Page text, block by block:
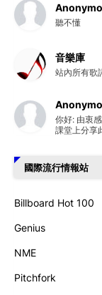
聽不懂
音樂庫
站內所有歌
你好: 由衷
課堂上分享
國際流行情報站
Billboard Hot 100
Genius
NME
Pitchfork